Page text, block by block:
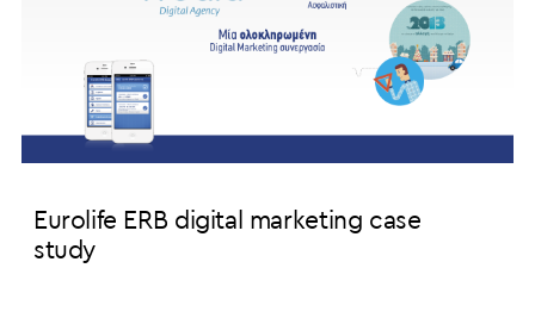
Eurolife ERB digital marketing case
study